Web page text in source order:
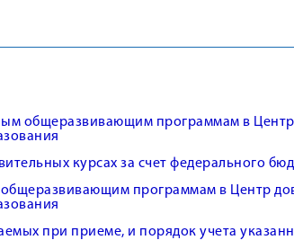
общеразвивающим программам в
курсах за счет федерального
программам в Центр
при приеме, и порядок учета